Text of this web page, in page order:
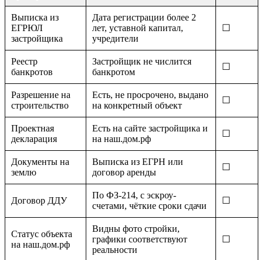
Выписка из
ЕГРЮЛ
застройщика
Дата регистрации более 2
лет, уставной капитал,
учредители
☐
Реестр
банкротов
Застройщик не числится
банкротом
☐
Разрешение на
строительство
Есть, не просрочено, выдано
на конкретный объект
☐
Проектная
декларация
Есть на сайте застройщика и
на наш.дом.рф
☐
Документы на
землю
Выписка из ЕГРН или
договор аренды
☐
Договор ДДУ
По ФЗ-214, с эскроу-
счетами, чёткие сроки сдачи
☐
Статус объекта
на наш.дом.рф
Видны фото стройки,
графики соответствуют
реальности
☐